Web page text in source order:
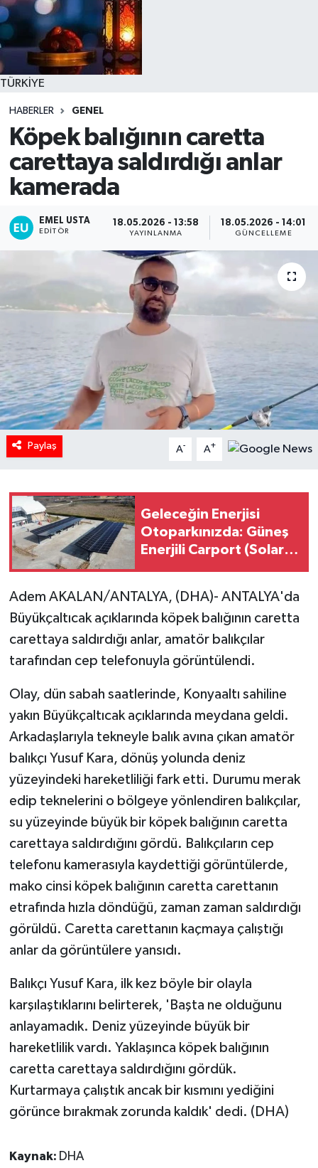
TÜRKİYE
HABERLER GENEL
Köpek balığının caretta
carettaya saldırdığı anlar
kamerada
EMEL USTA
EDITÖR
18.05.2026 - 13:58
YAYINLANMA
18.05.2026 - 14:01
GÜNCELLEME
Paylaş A- A+
Geleceğin Enerjisi
Otoparkınızda: Güneş
Enerjili Carport (Solar
Adem AKALAN/ANTALYA, (DHA)- ANTALYA'da
Büyükçaltıcak açıklarında köpek balığının caretta
carettaya saldırdığı anlar, amatör balıkçılar
tarafından cep telefonuyla görüntülendi.
Olay, dün sabah saatlerinde, Konyaaltı sahiline
yakın Büyükçaltıcak açıklarında meydana geldi.
Arkadaşlarıyla tekneyle balık avına çıkan amatör
balıkçı Yusuf Kara, dönüş yolunda deniz
yüzeyindeki hareketliliği fark etti. Durumu merak
edip teknelerini o bölgeye yönlendiren balıkçılar,
su yüzeyinde büyük bir köpek balığının caretta
carettaya saldırdığını gördü. Balıkçıların cep
telefonu kamerasıyla kaydettiği görüntülerde,
mako cinsi köpek balığının caretta carettanın
etrafında hızla döndüğü, zaman zaman saldırdığı
görüldü. Caretta carettanın kaçmaya çalıştığı
anlar da görüntülere yansıdı.
Balıkçı Yusuf Kara, ilk kez böyle bir olayla
karşılaştıklarını belirterek, 'Başta ne olduğunu
anlayamadık. Deniz yüzeyinde büyük bir
hareketlilik vardı. Yaklaşınca köpek balığının
caretta carettaya saldırdığını gördük.
Kurtarmaya çalıştık ancak bir kısmını yediğini
görünce bırakmak zorunda kaldık' dedi. (DHA)
Kaynak: DHA